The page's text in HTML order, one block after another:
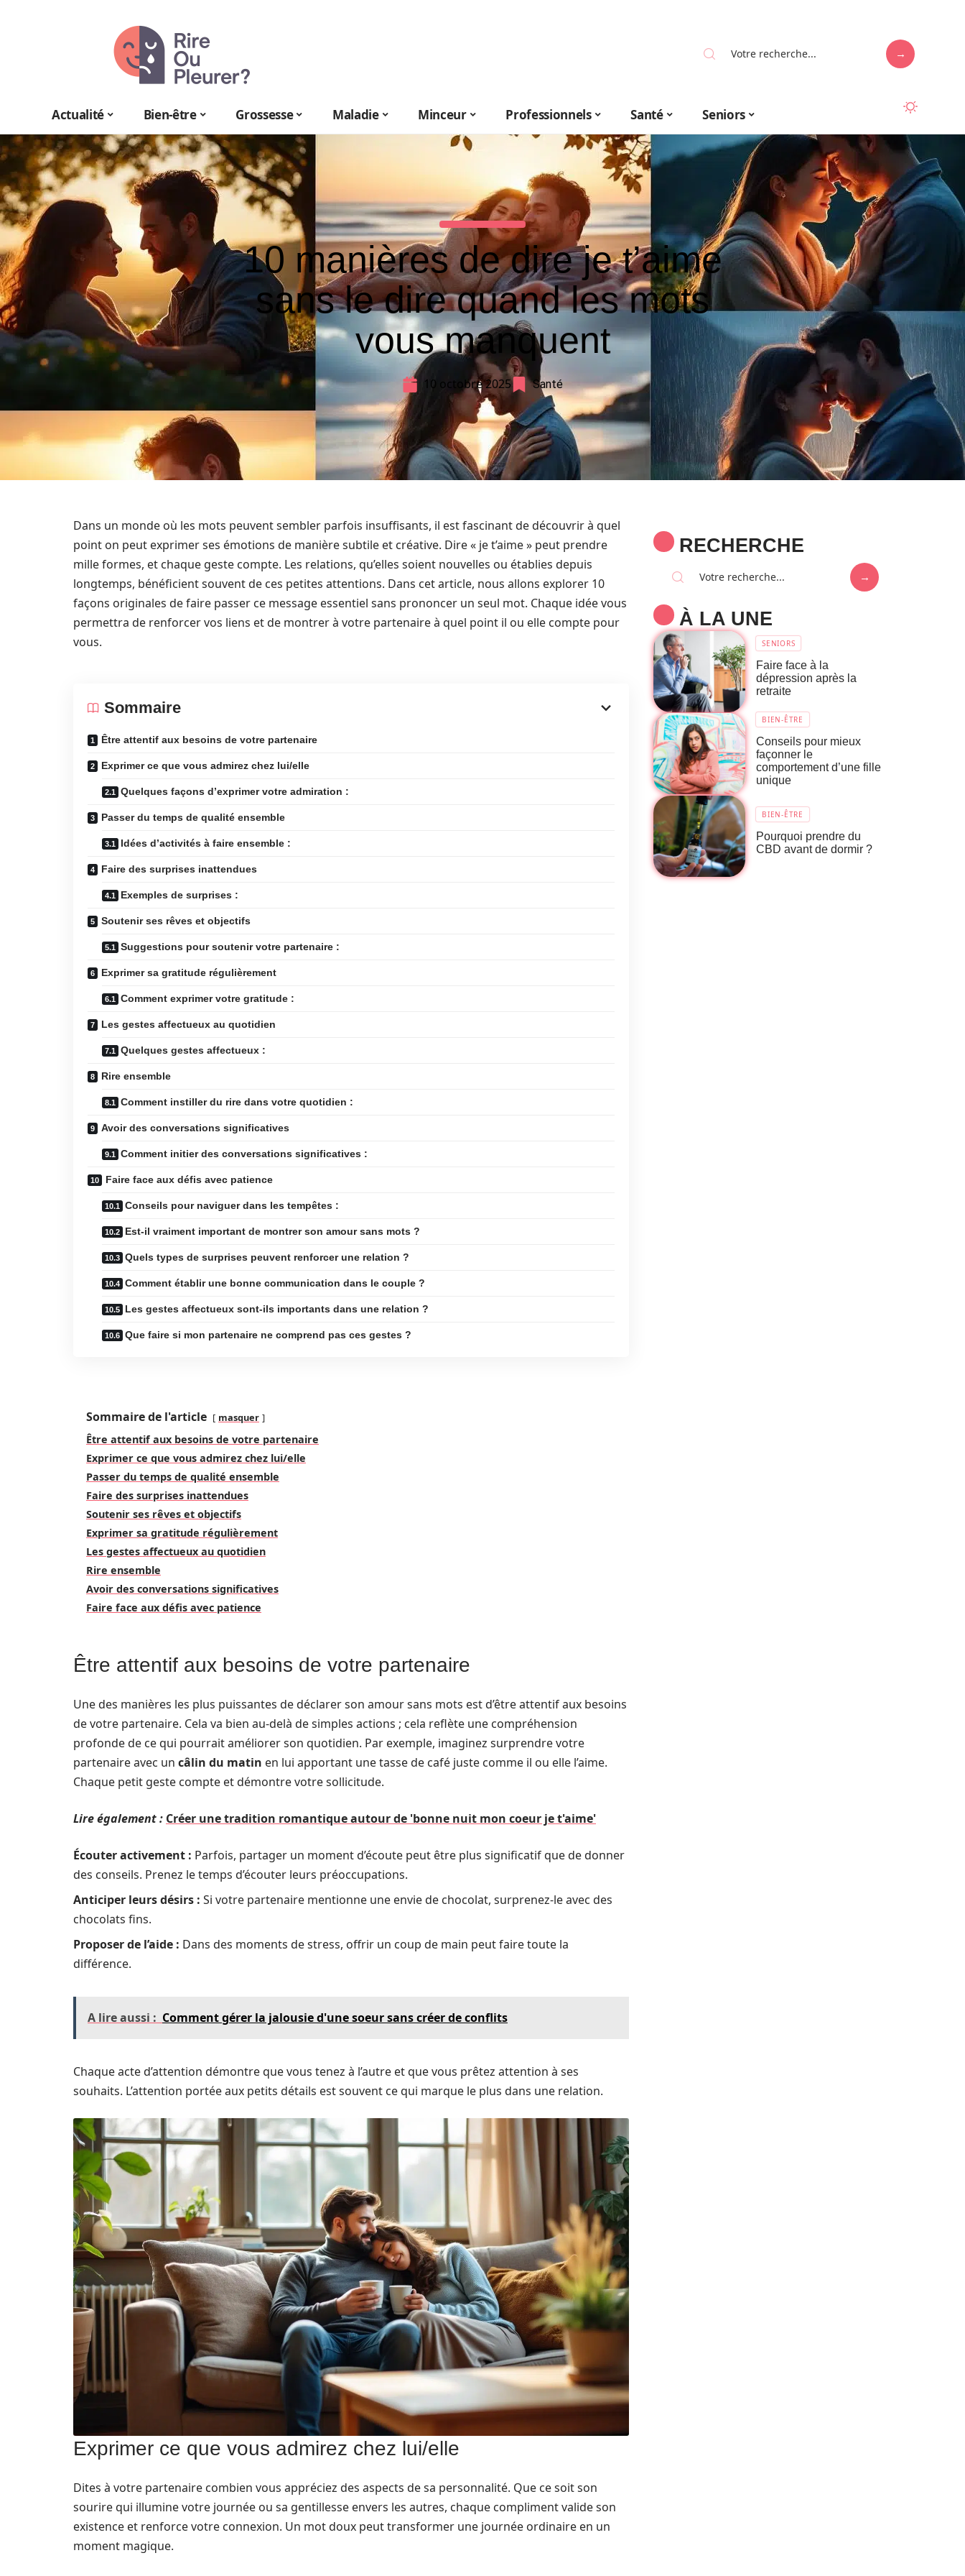
Actualité Bien-être Grossesse Maladie Minceur Professionnels Santé Seniors
10 manières de dire je t’aime
sans le dire quand les mots
vous manquent
10 octobre 2025 Santé
Dans un monde où les mots peuvent sembler parfois insuffisants, il est fascinant de découvrir à quel
point on peut exprimer ses émotions de manière subtile et créative. Dire « je t’aime » peut prendre
mille formes, et chaque geste compte. Les relations, qu’elles soient nouvelles ou établies depuis
longtemps, bénéficient souvent de ces petites attentions. Dans cet article, nous allons explorer 10
façons originales de faire passer ce message essentiel sans prononcer un seul mot. Chaque idée vous
permettra de renforcer vos liens et de montrer à votre partenaire à quel point il ou elle compte pour
vous.
Sommaire
Être attentif aux besoins de votre partenaire
Exprimer ce que vous admirez chez lui/elle
Quelques façons d’exprimer votre admiration :
Passer du temps de qualité ensemble
Idées d’activités à faire ensemble :
Faire des surprises inattendues
Exemples de surprises :
Soutenir ses rêves et objectifs
Suggestions pour soutenir votre partenaire :
Exprimer sa gratitude régulièrement
Comment exprimer votre gratitude :
Les gestes affectueux au quotidien
Quelques gestes affectueux :
Rire ensemble
Comment instiller du rire dans votre quotidien :
Avoir des conversations significatives
Comment initier des conversations significatives :
Faire face aux défis avec patience
Conseils pour naviguer dans les tempêtes :
Est-il vraiment important de montrer son amour sans mots ?
Quels types de surprises peuvent renforcer une relation ?
Comment établir une bonne communication dans le couple ?
Les gestes affectueux sont-ils importants dans une relation ?
Que faire si mon partenaire ne comprend pas ces gestes ?
Sommaire de l'article masquer
Être attentif aux besoins de votre partenaire
Exprimer ce que vous admirez chez lui/elle
Passer du temps de qualité ensemble
Faire des surprises inattendues
Soutenir ses rêves et objectifs
Exprimer sa gratitude régulièrement
Les gestes affectueux au quotidien
Rire ensemble
Avoir des conversations significatives
Faire face aux défis avec patience
Être attentif aux besoins de votre partenaire
Une des manières les plus puissantes de déclarer son amour sans mots est d’être attentif aux besoins
de votre partenaire. Cela va bien au-delà de simples actions ; cela reflète une compréhension
profonde de ce qui pourrait améliorer son quotidien. Par exemple, imaginez surprendre votre
partenaire avec un câlin du matin en lui apportant une tasse de café juste comme il ou elle l’aime.
Chaque petit geste compte et démontre votre sollicitude.
Lire également : Créer une tradition romantique autour de 'bonne nuit mon coeur je t'aime'
Écouter activement : Parfois, partager un moment d’écoute peut être plus significatif que de donner
des conseils. Prenez le temps d’écouter leurs préoccupations.
Anticiper leurs désirs : Si votre partenaire mentionne une envie de chocolat, surprenez-le avec des
chocolats fins.
Proposer de l’aide : Dans des moments de stress, offrir un coup de main peut faire toute la
différence.
A lire aussi : Comment gérer la jalousie d'une soeur sans créer de conflits
Chaque acte d’attention démontre que vous tenez à l’autre et que vous prêtez attention à ses
souhaits. L’attention portée aux petits détails est souvent ce qui marque le plus dans une relation.
Exprimer ce que vous admirez chez lui/elle
Dites à votre partenaire combien vous appréciez des aspects de sa personnalité. Que ce soit son
sourire qui illumine votre journée ou sa gentillesse envers les autres, chaque compliment valide son
existence et renforce votre connexion. Un mot doux peut transformer une journée ordinaire en un
moment magique.
RECHERCHE
À LA UNE
SENIORS
Faire face à la
dépression après la
retraite
BIEN-ÊTRE
Conseils pour mieux
façonner le
comportement d’une fille
unique
BIEN-ÊTRE
Pourquoi prendre du
CBD avant de dormir ?